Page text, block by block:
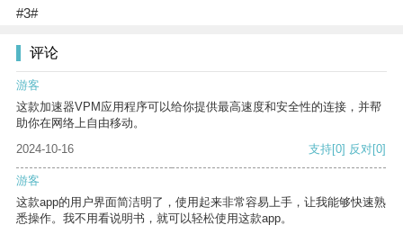
#3#
评论
游客
这款加速器VPM应用程序可以给你提供最高速度和安全性的连接，并帮
助你在网络上自由移动。
2024-10-16
支持[0] 反对[0]
游客
这款app的用户界面简洁明了，使用起来非常容易上手，让我能够快速熟
悉操作。我不用看说明书，就可以轻松使用这款app。